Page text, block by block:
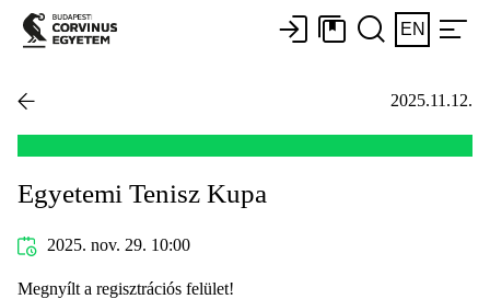
EN
2025.11.12.
Egyetemi Tenisz Kupa
2025. nov. 29. 10:00
Megnyílt a regisztrációs felület!